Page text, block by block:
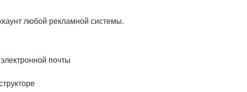
любой рекламной системы.
почты